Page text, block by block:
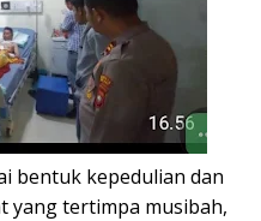
bentuk kepedulian dan
yang tertimpa musibah,